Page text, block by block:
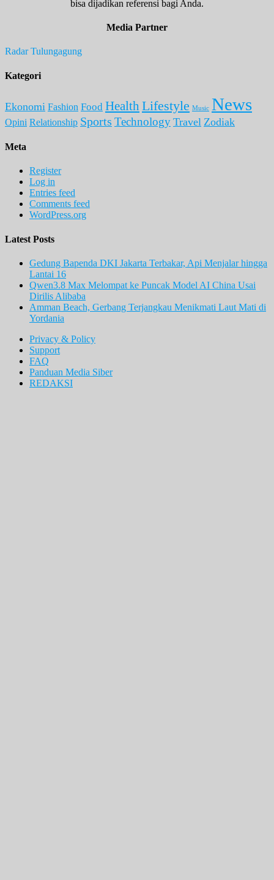
bisa dijadikan referensi bagi Anda.
Media Partner
Radar Tulungagung
Kategori
Ekonomi Fashion Food Health Lifestyle Music News
Opini Relationship Sports Technology Travel Zodiak
Meta
Register
Log in
Entries feed
Comments feed
WordPress.org
Latest Posts
Gedung Bapenda DKI Jakarta Terbakar, Api Menjalar hingga
Lantai 16
Qwen3.8 Max Melompat ke Puncak Model AI China Usai
Dirilis Alibaba
Amman Beach, Gerbang Terjangkau Menikmati Laut Mati di
Yordania
Privacy & Policy
Support
FAQ
Panduan Media Siber
REDAKSI